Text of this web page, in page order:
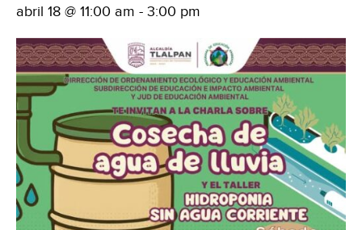
abril 18 @ 11:00 am - 3:00 pm